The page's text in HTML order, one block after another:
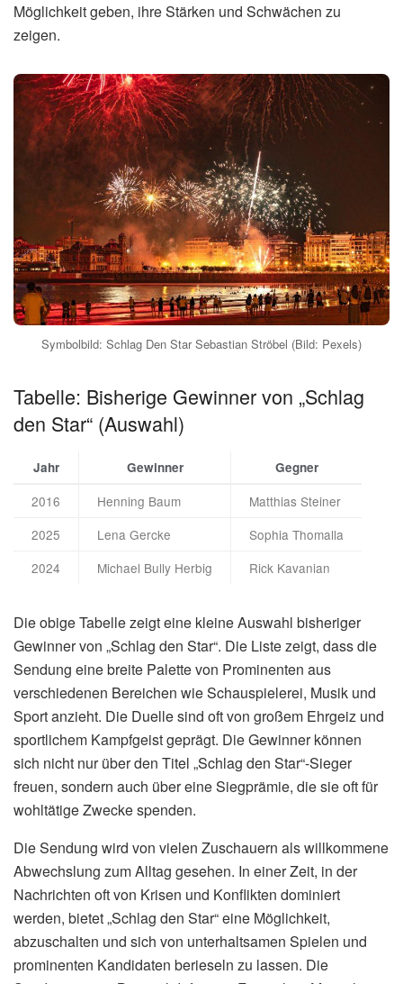
Möglichkeit geben, ihre Stärken und Schwächen zu
zeigen.
Symbolbild: Schlag Den Star Sebastian Ströbel (Bild: Pexels)
Tabelle: Bisherige Gewinner von „Schlag
den Star“ (Auswahl)
Jahr Gewinner Gegner
2016 Henning Baum
Matthias Steiner
2025
Lena Gercke
Sophia Thomalla
2024
Michael Bully Herbig Rick Kavanian
Die obige Tabelle zeigt eine kleine Auswahl bisheriger
Gewinner von „Schlag den Star“. Die Liste zeigt, dass die
Sendung eine breite Palette von Prominenten aus
verschiedenen Bereichen wie Schauspielerei, Musik und
Sport anzieht. Die Duelle sind oft von großem Ehrgeiz und
sportlichem Kampfgeist geprägt. Die Gewinner können
sich nicht nur über den Titel „Schlag den Star“-Sieger
freuen, sondern auch über eine Siegprämie, die sie oft für
wohltätige Zwecke spenden.
Die Sendung wird von vielen Zuschauern als willkommene
Abwechslung zum Alltag gesehen. In einer Zeit, in der
Nachrichten oft von Krisen und Konflikten dominiert
werden, bietet „Schlag den Star“ eine Möglichkeit,
abzuschalten und sich von unterhaltsamen Spielen und
prominenten Kandidaten berieseln zu lassen. Die